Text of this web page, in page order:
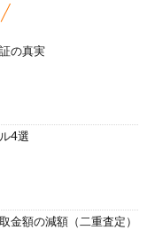
の真実
4選
金額の減額（二重査定）